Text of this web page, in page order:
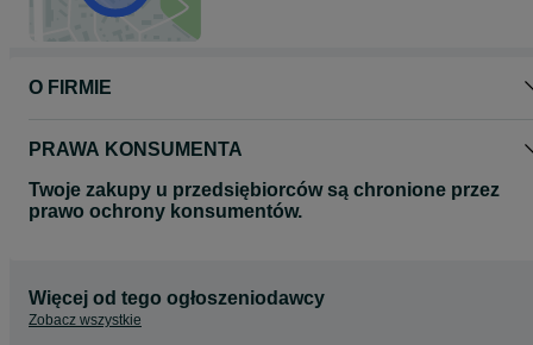
O FIRMIE
PRAWA KONSUMENTA
Twoje zakupy u przedsiębiorców są chronione przez
prawo ochrony konsumentów.
Więcej od tego ogłoszeniodawcy
Zobacz wszystkie